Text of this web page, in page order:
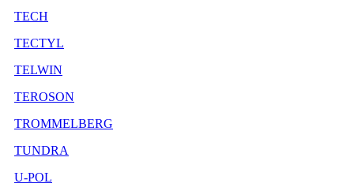
TECH
TECTYL
TELWIN
TEROSON
TROMMELBERG
TUNDRA
U-POL